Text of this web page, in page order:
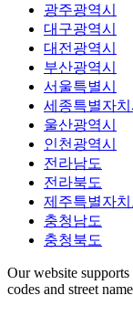
광주광역시
대구광역시
대전광역시
부산광역시
서울특별시
세종특별자치
울산광역시
인천광역시
전라남도
전라북도
제주특별자치
충청남도
충청북도
Our website
codes and street